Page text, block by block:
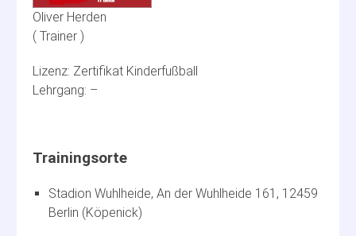
Oliver Herden
Trainer
Zertifikat Kinderfußball
–
Stadion Wuhlheide, An der Wuhlheide 161, 12459
Berlin (Köpenick)